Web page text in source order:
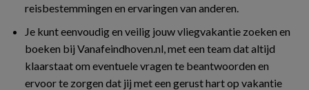
reisbestemmingen en ervaringen van anderen.
Je kunt eenvoudig en veilig jouw vliegvakantie zoeken en
boeken bij Vanafeindhoven.nl, met een team dat altijd
klaarstaat om eventuele vragen te beantwoorden en
ervoor te zorgen dat jij met een gerust hart op vakantie